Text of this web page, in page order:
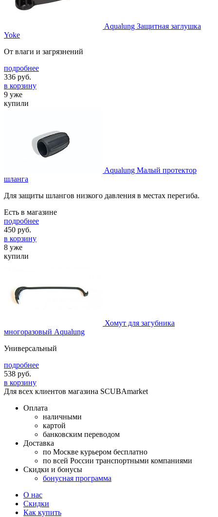
Aqualung Защитная заглушка
Yoke
От влаги и загрязнений
подробнее
336 руб.
в корзину
9 уже
купили
Aqualung Малый протектор
шланга
Для защиты шлангов низкого давления в местах перегиба.
Есть в магазине
подробнее
450 руб.
в корзину
8 уже
купили
Хомут для загубника
многоразовый Aqualung
Универсальный
подробнее
538 руб.
в корзину
Для всех клиентов магазина SCUBAmarket
Оплата
наличными
картой
банковским переводом
Доставка
по Москве курьером бесплатно
по всей России транспортными компаниями
Скидки и бонусы
бонусная программа
О нас
Скидки
Как купить